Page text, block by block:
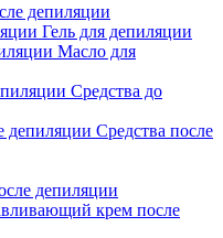
депиляции
Гель для депиляции
Масло для
Средства до
Средства после
депиляции